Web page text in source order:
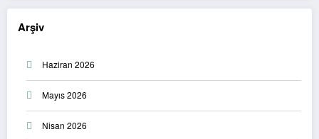
Arşiv
Haziran 2026
Mayıs 2026
Nisan 2026